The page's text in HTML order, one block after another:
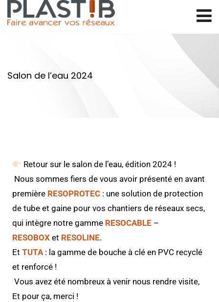
Salon de l’eau 2024
Retour sur le salon de l’eau, édition 2024 !
Nous sommes fiers de vous avoir présenté en avant
première RESOPROTEC : une solution de protection
de tube et gaine pour vos chantiers de réseaux secs,
qui intègre notre gamme RESOCABLE –
RESOBOX et RESOLINE.
Et TUTA : la gamme de bouche à clé en PVC recyclé
et renforcé !
Vous avez été nombreux à venir nous rendre visite,
Et pour ça, merci !